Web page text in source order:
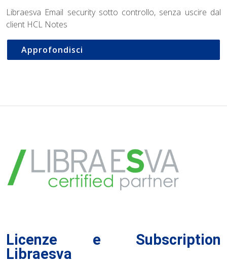
Libraesva Email security sotto controllo, senza uscire dal
client HCL Notes
Approfondisci
Licenze e Subscription
Libraesva